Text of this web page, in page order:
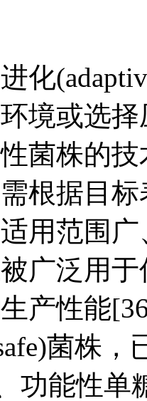
化
境或选
菌株的
根据目
用范围
广泛用
产性能
菌株
功能性单